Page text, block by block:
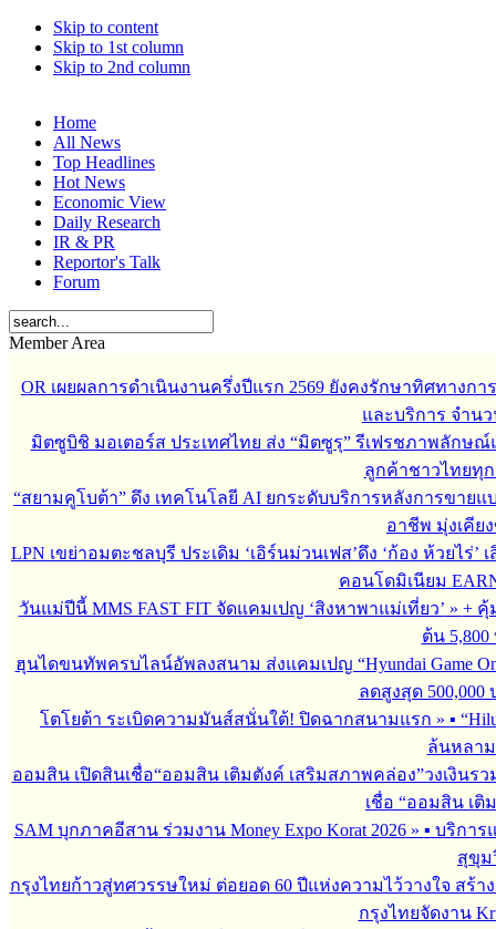
Skip to content
Skip to 1st column
Skip to 2nd column
Home
All News
Top Headlines
Hot News
Economic View
Daily Research
IR & PR
Reportor's Talk
Forum
Member Area
OR เผยผลการดำเนินงานครึ่งปีแรก 2569 ยังคงรักษาทิศทางกา
และบริการ จำนว
มิตซูบิชิ มอเตอร์ส ประเทศไทย ส่ง “มิตซูรุ” รีเฟรชภาพลักษณ์
ลูกค้าชาวไทยทุก
“สยามคูโบต้า” ดึง เทคโนโลยี AI ยกระดับบริการหลังการขาย
อาชีพ มุ่งเคีย
LPN เขย่าอมตะชลบุรี ประเดิม ‘เอิร์นม่วนเฟส’ดึง ‘ก้อง ห้วยไร่’
คอนโดมิเนียม
วันแม่ปีนี้ MMS FAST FIT จัดแคมเปญ ‘สิงหาพาแม่เที่ยว’ » + คุ้
ต้น
ฮุนไดขนทัพครบไลน์อัพลงสนาม ส่งแคมเปญ “Hyundai Game
ลดสูงสุด 500,000
โตโยต้า ระเบิดความมันส์สนั่นใต้! ปิดฉากสนามแรก » ▪︎
ล้นหลาม
ออมสิน เปิดสินเชื่อ“ออมสิน เติมตังค์ เสริมสภาพคล่อง”วงเงินรว
เชื่อ “ออมสิน เติ
SAM บุกภาคอีสาน ร่วมงาน Money Expo Korat 2026» ▪︎ บริกา
สุขุม
กรุงไทยก้าวสู่ทศวรรษใหม่ ต่อยอด 60 ปีแห่งความไว้วางใจ สร้
กรุงไทยจัดงาน